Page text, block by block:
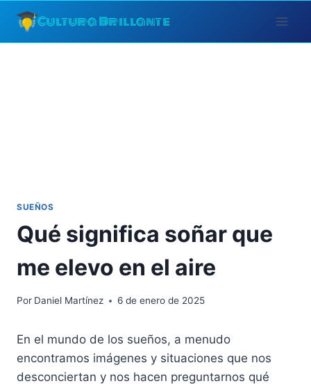
Saltar
contenido
Cultura Brillante
SUEÑOS
Qué significa soñar que
me elevo en el aire
Por Daniel Martínez 6 de enero de 2025
En el mundo de los sueños, a menudo
encontramos imágenes y situaciones que nos
desconciertan y nos hacen preguntarnos qué